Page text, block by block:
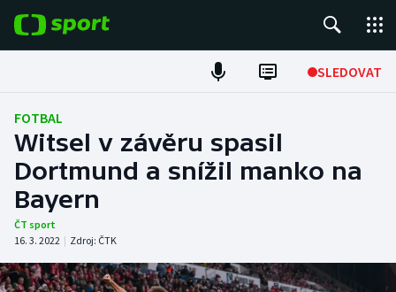
SLEDOVAT
Fotbal
Hokej
Tenis
Atletika
Cyklistika
FOTBAL
Witsel v závěru spasil
Dortmund a snížil manko na
Bayern
ČT sport
16. 3. 2022 | Zdroj: ČTK